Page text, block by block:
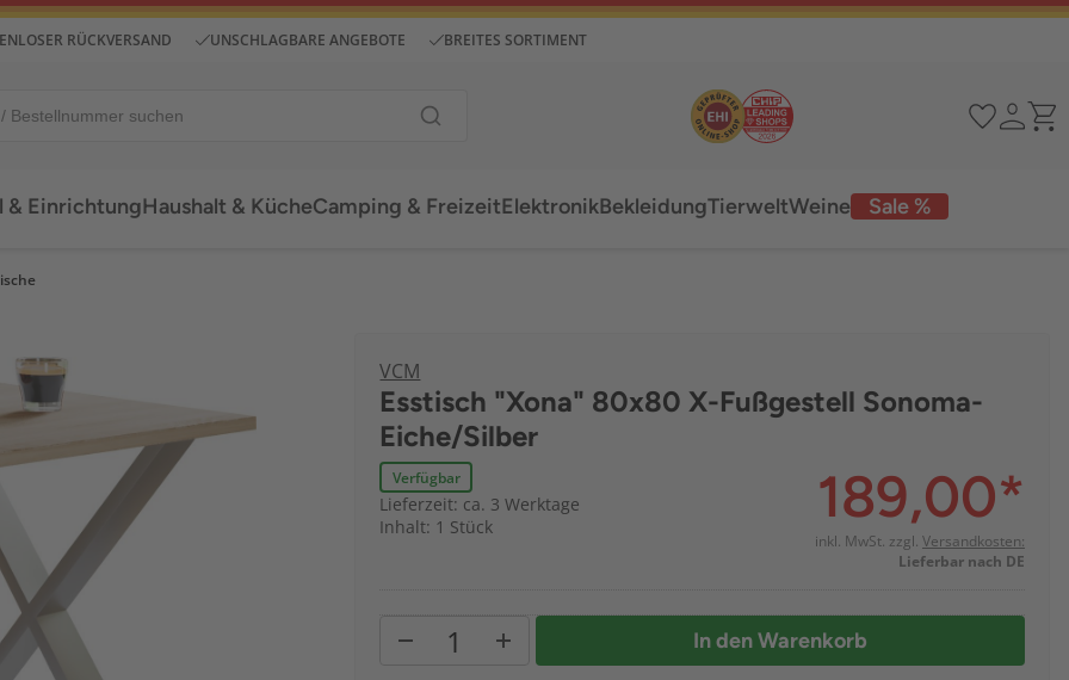
RÜCKVERSAND UNSCHLAGBARE ANGEBOTE BREITES SORTIMENT
& EinrichtungHaushalt & KücheCamping & Freizeit Sale %
ElektronikBekleidungTierweltWeine
VCM
Esstisch "Xona" 80x80 X-Fußgestell Sonoma-
Eiche/Silber
Verfügbar
Lieferzeit: ca. 3 Werktage
Inhalt: 1 Stück
189,00*
inkl. MwSt. zzgl. Versandkosten:
Lieferbar nach DE
In den Warenkorb